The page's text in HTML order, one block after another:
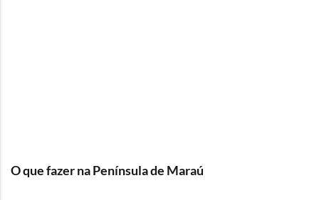
O que fazer na Península de Maraú